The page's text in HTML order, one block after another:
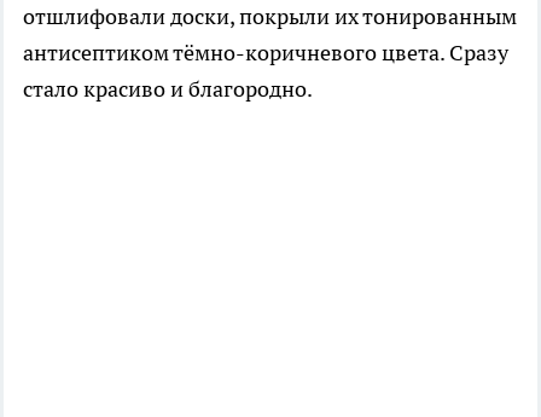
отшлифовали доски, покрыли их тонированным
антисептиком тёмно-коричневого цвета. Сразу
стало красиво и благородно.